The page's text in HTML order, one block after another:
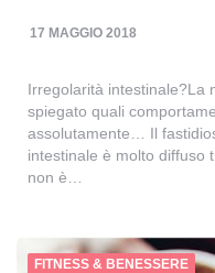
17 MAGGIO 2018
Irregolarità intestinale?La
spiegato quali
assolutamente… Il
intestinale è molto diffuso
non è…
FITNESS & BENESSERE